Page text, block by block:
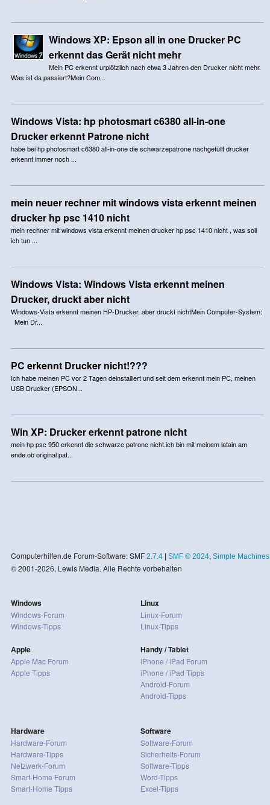
Windows XP: Epson all in one Drucker PC
erkennt das Gerät nicht mehr
Mein PC erkennt urplötzlich nach etwa 3 Jahren den Drucker nicht mehr.
Was ist da passiert?Mein Com...
Windows Vista: hp photosmart c6380 all-in-one
Drucker erkennt Patrone nicht
habe bei hp photosmart c6380 all-in-one die schwarzepatrone nachgefüllt drucker
erkennt immer noch ...
mein neuer rechner mit windows vista erkennt meinen
drucker hp psc 1410 nicht
mein rechner mit windows vista erkennt meinen drucker hp psc 1410 nicht , was soll
ich tun ...
Windows Vista: Windows Vista erkennt meinen
Drucker, druckt aber nicht
Windows-Vista erkennt meinen HP-Drucker, aber druckt nichtMein Computer-System:
Mein Dr...
PC erkennt Drucker nicht!???
Ich habe meinen PC vor 2 Tagen deinstalliert und seit dem erkennt mein PC, meinen
USB Drucker (EPSON...
Win XP: Drucker erkennt patrone nicht
mein hp psc 950 erkennt die schwarze patrone nicht.ich bin mit meinem latain am
ende.ob original pat...
Computerhilfen.de Forum-Software: SMF 2.7.4| SMF © 2024, Simple Machines
© 2001-2026, Lewis Media. Alle Rechte vorbehalten
Windows
Windows-Forum
Windows-Tipps
Apple
Apple Mac Forum
Apple Tipps
Linux
Linux-Forum
Linux-Tipps
Handy / Tablet
iPhone / iPad Forum
iPhone / iPad Tipps
Android-Forum
Android-Tipps
Hardware
Hardware-Forum
Hardware-Tipps
Netzwerk-Forum
Smart-Home Forum
Smart-Home Tipps
Software
Software-Forum
Sicherheits-Forum
Software-Tipps
Word-Tipps
Excel-Tipps